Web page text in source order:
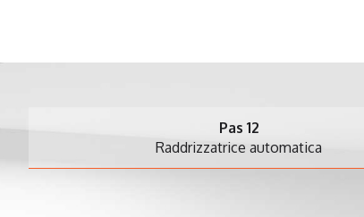
Raddrizzatrice automatica